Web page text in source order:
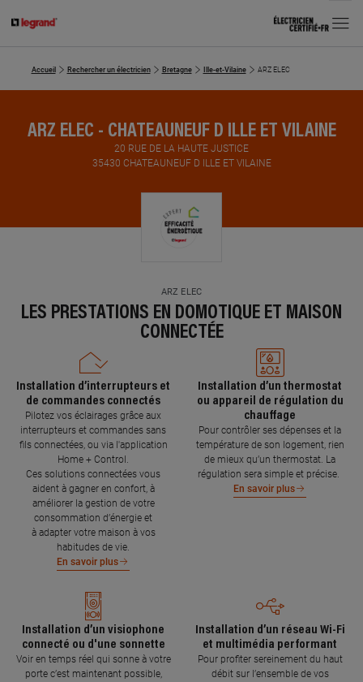
MENU
Accueil Rechercher un électricien Bretagne Ille-et-Vilaine ARZ ELEC
ARZ ELEC - CHATEAUNEUF D ILLE ET VILAINE
20 RUE DE LA HAUTE JUSTICE
35430 CHATEAUNEUF D ILLE ET VILAINE
ARZ ELEC
LES PRESTATIONS EN DOMOTIQUE ET MAISON
CONNECTÉE
Installation d’interrupteurs et
de commandes connectés
Pilotez vos éclairages grâce aux
interrupteurs et commandes sans
fils connectées, ou via l'application
Home + Control.
Ces solutions connectées vous
aident à gagner en confort, à
améliorer la gestion de votre
consommation d’énergie et
à adapter votre maison à vos
habitudes de vie.
En savoir plus
Installation d’un thermostat
ou appareil de régulation du
chauffage
Pour contrôler ses dépenses et la
température de son logement, rien
de mieux qu’un thermostat. La
régulation sera simple et précise.
En savoir plus
Installation d’un visiophone
connecté ou d'une sonnette
Voir en temps réel qui sonne à votre
porte c’est maintenant possible,
Installation d’un réseau Wi-Fi
et multimédia performant
Pour profiter sereinement du haut
débit sur l’ensemble de vos